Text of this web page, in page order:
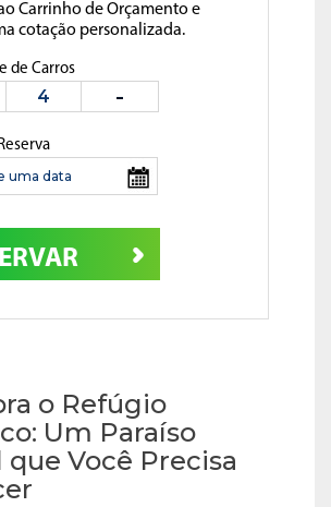
Carrinho de Orçamento e
cotação personalizada.
de Carros
o Refúgio
Um Paraíso
que Você Precisa